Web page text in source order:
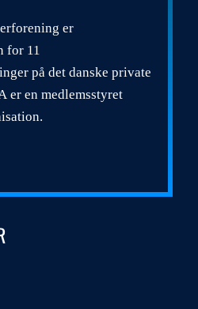
er
for 11
på det danske private
er en medlemsstyret